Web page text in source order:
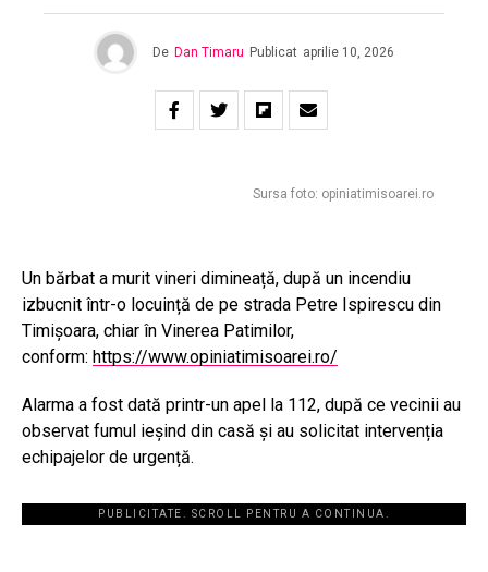
De Dan Timaru Publicat aprilie 10, 2026
Sursa foto: opiniatimisoarei.ro
Un bărbat a murit vineri dimineață, după un incendiu
izbucnit într-o locuință de pe strada Petre Ispirescu din
Timișoara, chiar în Vinerea Patimilor,
conform: https://www.opiniatimisoarei.ro/
Alarma a fost dată printr-un apel la 112, după ce vecinii au
observat fumul ieșind din casă și au solicitat intervenția
echipajelor de urgență.
PUBLICITATE. SCROLL PENTRU A CONTINUA.